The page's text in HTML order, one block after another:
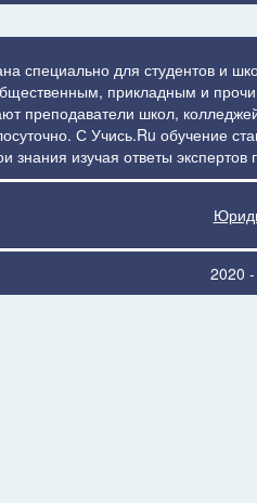
специально для студентов и
прикладным и
преподаватели школ,
С Учись.Ru обучение
знания изучая ответы
2020